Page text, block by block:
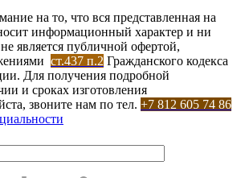
на то, что вся представленная на
информационный характер и ни
является публичной офертой,
ст.437 п.2 Гражданского кодекса
Для получения подробной
и сроках изготовления
звоните нам по тел. +7 812 605 74 86